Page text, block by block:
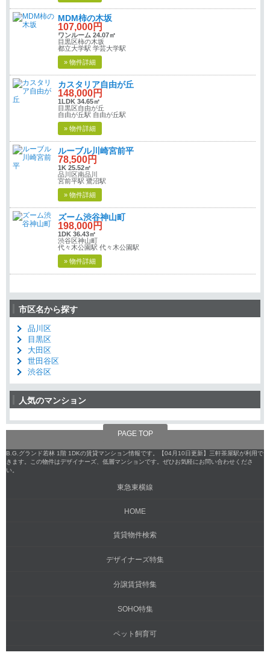
MDM柿の木坂
107,000円
ワンルーム 24.07㎡
目黒区柿の木坂
都立大学駅 学芸大学駅
» 物件詳細
カスタリア自由が丘
148,000円
1LDK 34.65㎡
目黒区自由が丘
自由が丘駅 自由が丘駅
» 物件詳細
ルーブル川崎宮前平
78,500円
1K 25.52㎡
品川区南品川
宮前平駅 鷺沼駅
» 物件詳細
ズーム渋谷神山町
198,000円
1DK 36.43㎡
渋谷区神山町
代々木公園駅 代々木公園駅
» 物件詳細
市区名から探す
品川区
目黒区
大田区
世田谷区
渋谷区
人気のマンション
PAGE TOP
B.G.グランド若林 1階 1DKの賃貸マンション情報です。【04月10日更新】三軒茶屋駅が利用で
きます。この物件はデザイナーズ、低層マンションです。ぜひお気軽にお問い合わせくださ
い。
東急東横線
HOME
賃貸物件検索
デザイナーズ特集
分譲賃貸特集
SOHO特集
ペット飼育可